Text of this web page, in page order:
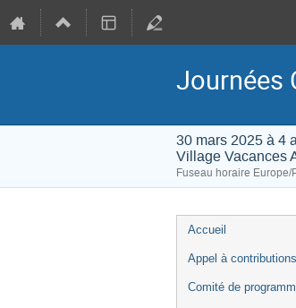
Journées
30 mars 2025 à 4
Village Vacances
Fuseau horaire Europe/
Menu
de
Accueil
Appel à contributions
Comité de